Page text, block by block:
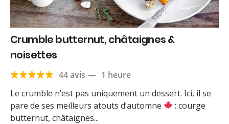
Crumble butternut, châtaignes &
noisettes
44 avis — 1 heure
Le crumble n’est pas uniquement un dessert. Ici, il se
pare de ses meilleurs atouts d’automne
: courge
butternut, châtaignes...